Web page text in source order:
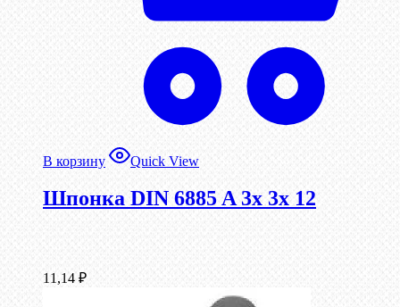
В корзину Quick View
Шпонка DIN 6885 A 3x 3x 12
11,14 ₽